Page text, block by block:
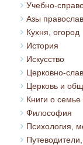
Учебно-
Азы
Кухня, огород
История
Искусство
Церковно-
Церковь и
Книги о
Философия
Психология,